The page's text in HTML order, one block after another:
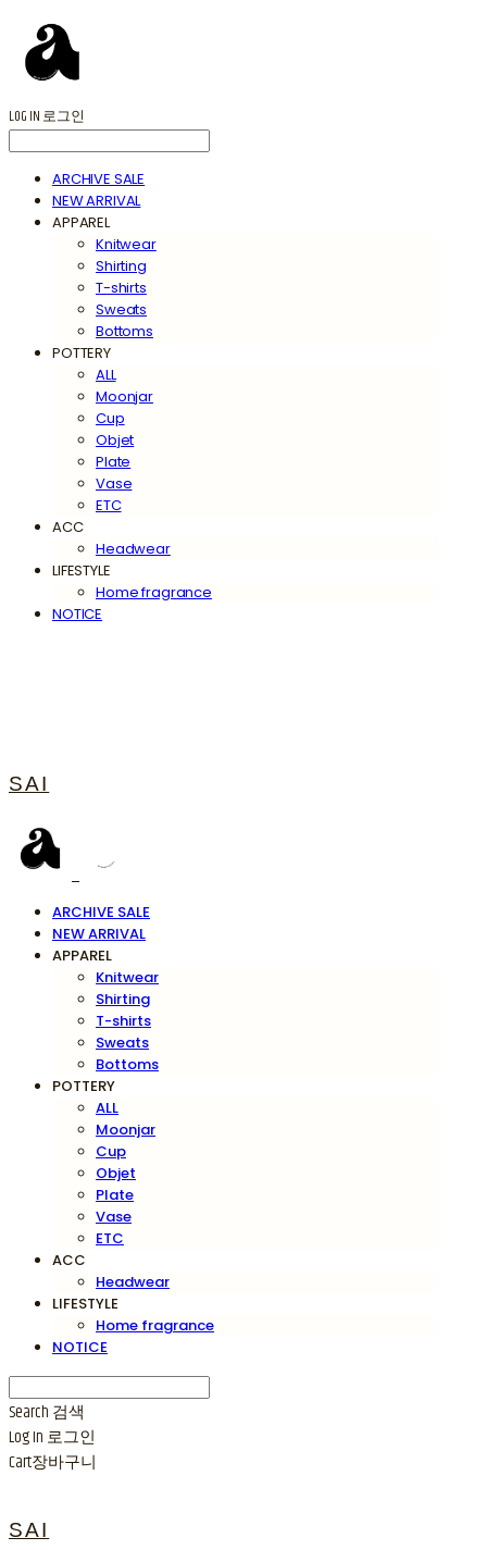
LOG IN 로그인
ARCHIVE SALE
NEW ARRIVAL
APPAREL
Knitwear
Shirting
T-shirts
Sweats
Bottoms
POTTERY
ALL
Moonjar
Cup
Objet
Plate
Vase
ETC
ACC
Headwear
LIFESTYLE
Home fragrance
NOTICE
SAI
ARCHIVE SALE
NEW ARRIVAL
APPAREL
Knitwear
Shirting
T-shirts
Sweats
Bottoms
POTTERY
ALL
Moonjar
Cup
Objet
Plate
Vase
ETC
ACC
Headwear
LIFESTYLE
Home fragrance
NOTICE
Search 검색
Log In 로그인
Cart장바구니
SAI